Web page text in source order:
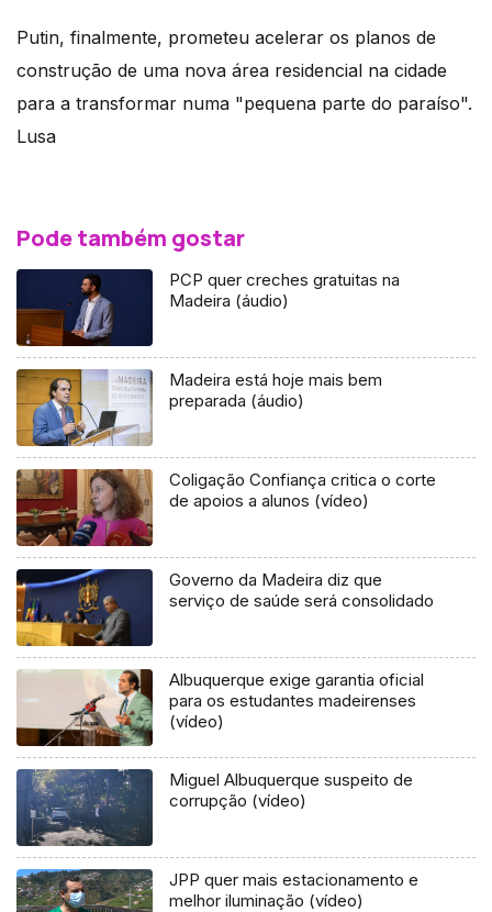
Putin, finalmente, prometeu acelerar os planos de
construção de uma nova área residencial na cidade
para a transformar numa "pequena parte do paraíso".
Lusa
Pode também gostar
PCP quer creches gratuitas na
Madeira (áudio)
Madeira está hoje mais bem
preparada (áudio)
Coligação Confiança critica o corte
de apoios a alunos (vídeo)
Governo da Madeira diz que
serviço de saúde será consolidado
Albuquerque exige garantia oficial
para os estudantes madeirenses
(vídeo)
Miguel Albuquerque suspeito de
corrupção (vídeo)
JPP quer mais estacionamento e
melhor iluminação (vídeo)